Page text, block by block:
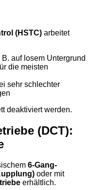
(HSTC) arbeitet
auf losem Untergrund
die meisten
sehr schlechter
deaktiviert werden.
(DCT):
6-Gang-
oder mit
erhältlich.